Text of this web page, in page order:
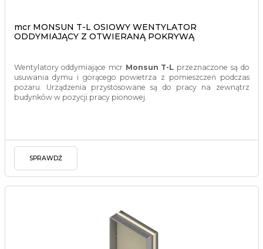
mcr MONSUN T-L OSIOWY WENTYLATOR
ODDYMIAJĄCY Z OTWIERANĄ POKRYWĄ
Wentylatory oddymiające mcr Monsun T-L przeznaczone są do
usuwania dymu i gorącego powietrza z pomieszczeń podczas
pożaru. Urządzenia przystosowane są do pracy na zewnątrz
budynków w pozycji pracy pionowej.
SPRAWDŹ